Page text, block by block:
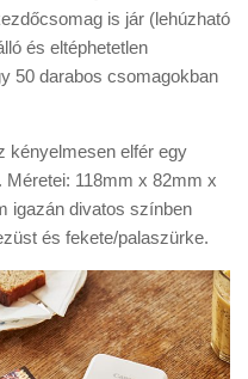
is jár (lehúzható
és eltéphetetlen
50 darabos csomagokban
kényelmesen elfér egy
118mm x 82mm x
igazán divatos színben
és fekete/palaszürke.